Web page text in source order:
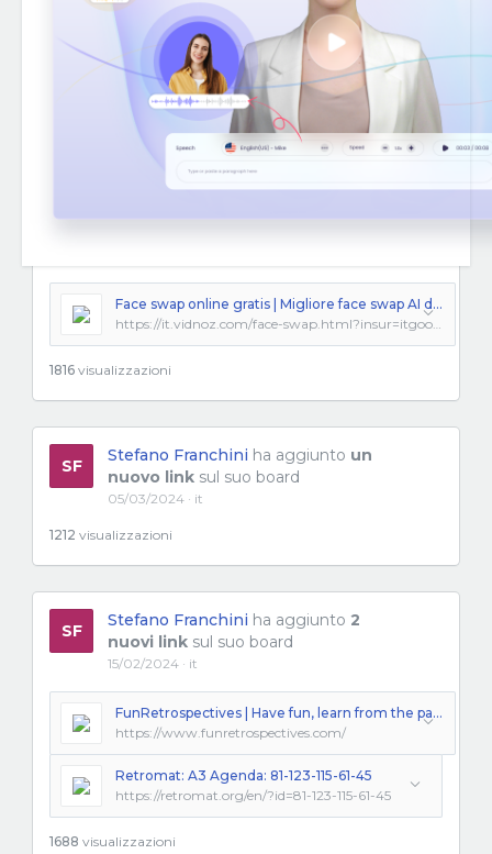
Face swap online gratis | Migliore face swap AI di Vidnoz
1816 visualizzazioni
SF
Stefano Franchini ha aggiunto un
nuovo link sul suo board
05/03/2024 · it
1212 visualizzazioni
SF
Stefano Franchini ha aggiunto 2
nuovi link sul suo board
15/02/2024 · it
FunRetrospectives | Have fun, learn from the past and prepare for the future!
https://www.funretrospectives.com/
Retromat: A3 Agenda: 81-123-115-61-45
https://retromat.org/en/?id=81-123-115-61-45
1688 visualizzazioni